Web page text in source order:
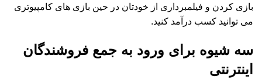
بازی کردن و فیلمبرداری از خودتان در حین بازی های کامپیوتری
می توانید کسب درآمد کنید.
سه شیوه برای ورود به جمع فروشندگان
اینترنتی